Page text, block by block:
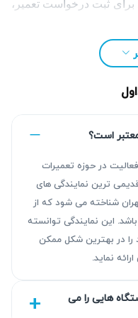
برای ثبت درخواست تعمیر،
اهمیت بالایی دارد زیرا
معتبر است؟
با سابقه بیش از ۳۰ سال فعالیت در حوزه تعمیرات
ترین نمایندگی های
شناخته می شود که از
این نمایندگی توانسته
در بهترین شکل ممکن
نماید.
هایی را می